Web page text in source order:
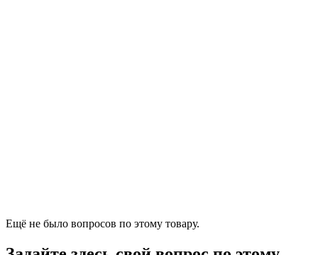
Ещё не было вопросов по этому товару.